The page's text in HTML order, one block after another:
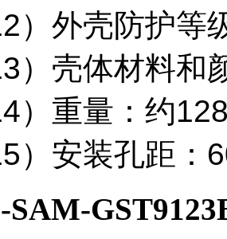
外壳防护等
壳体材料和
重量：约
安装孔距：
SAM-